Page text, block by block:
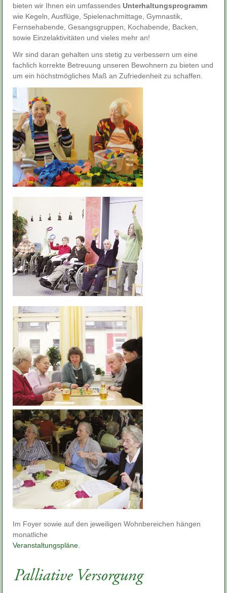
bieten wir Ihnen ein umfassendes Unterhaltungsprogramm
wie Kegeln, Ausflüge, Spielenachmittage, Gymnastik,
Fernsehabende, Gesangsgruppen, Kochabende, Backen,
sowie Einzelaktivitäten und vieles mehr an!
Wir sind daran gehalten uns stetig zu verbessern um eine
fachlich korrekte Betreuung unseren Bewohnern zu bieten und
um ein höchstmögliches Maß an Zufriedenheit zu schaffen.
Im Foyer sowie auf den jeweiligen Wohnbereichen hängen
monatliche
Veranstaltungspläne